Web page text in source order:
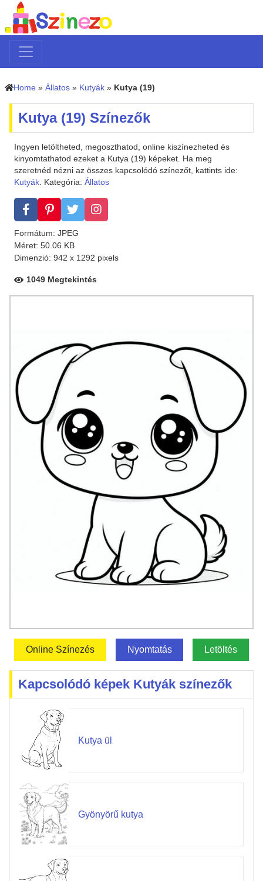
Home » Állatos » Kutyák » Kutya (19)
Kutya (19) Színezők
Ingyen letöltheted, megoszthatod, online kiszínezheted és
kinyomtathatod ezeket a Kutya (19) képeket. Ha meg
szeretnéd nézni az összes kapcsolódó színezőt, kattints ide:
Kutyák. Kategória: Állatos
Formátum: JPEG
Méret: 50.06 KB
Dimenzió: 942 x 1292 pixels
1049 Megtekintés
Online Színezés Nyomtatás Letöltés
Kapcsolódó képek Kutyák színezők
Kutya ül
Gyönyörű kutya